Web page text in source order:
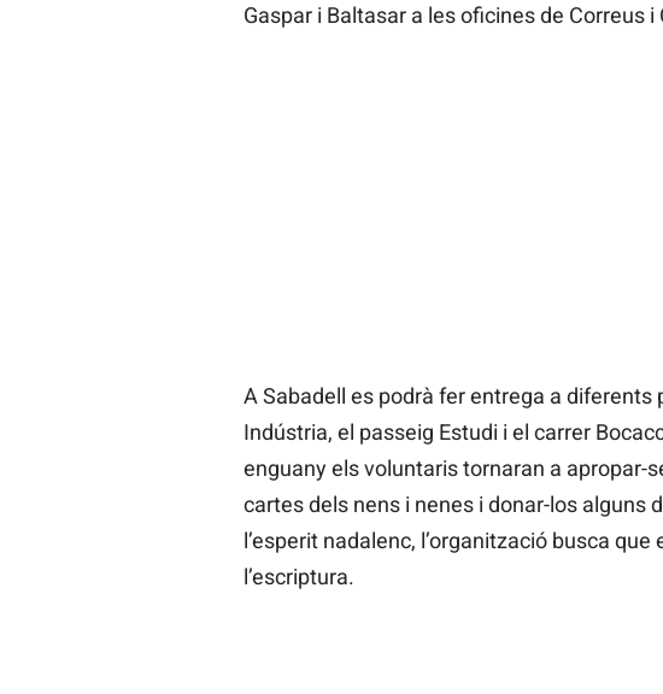
Gaspar i Baltasar a les oficines de Correus
A Sabadell es podrà fer entrega a
Indústria, el passeig Estudi i el carrer
enguany els voluntaris tornaran a apropar-
cartes dels nens i nenes i donar-los alguns
l’esperit nadalenc, l’organització busca
l’escriptura.